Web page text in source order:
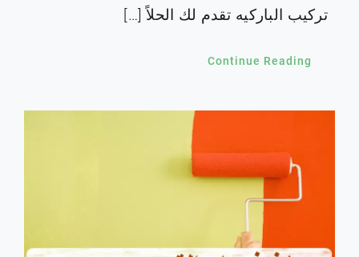
تركيب الباركيه تقدم لك الحلاً […]
Continue Reading